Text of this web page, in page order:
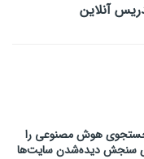
آنلاین
هوش مصنوعی را
سنجش دیده‌شدن سایت‌ها